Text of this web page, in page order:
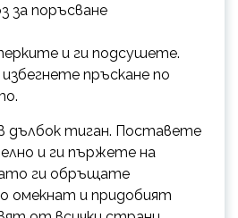
за поръсване
и ги подсушете.
пръскане по
дълбок тиган. Поставете
и ги пържете на
ги обръщате
омекнат и придобият